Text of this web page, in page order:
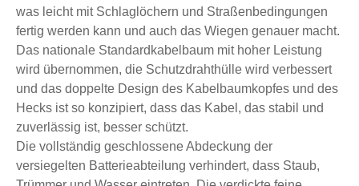
was leicht mit Schlaglöchern und Straßenbedingungen
fertig werden kann und auch das Wiegen genauer macht.
Das nationale Standardkabelbaum mit hoher Leistung
wird übernommen, die Schutzdrahthülle wird verbessert
und das doppelte Design des Kabelbaumkopfes und des
Hecks ist so konzipiert, dass das Kabel, das stabil und
zuverlässig ist, besser schützt.
Die vollständig geschlossene Abdeckung der
versiegelten Batterieabteilung verhindert, dass Staub,